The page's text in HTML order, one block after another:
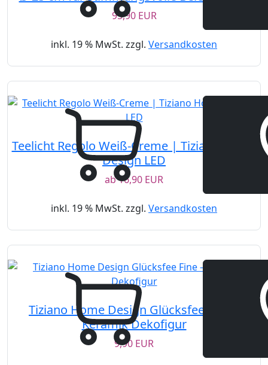
95,90 EUR
inkl. 19 % MwSt. zzgl. Versandkosten
Teelicht Regolo Weiß-Creme | Tiziano Home
Design LED
ab16,90 EUR
inkl. 19 % MwSt. zzgl. Versandkosten
Tiziano Home Design Glücksfee Fine –
Keramik Dekofigur
9,90 EUR